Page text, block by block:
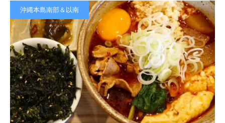
沖縄本島南部＆以南